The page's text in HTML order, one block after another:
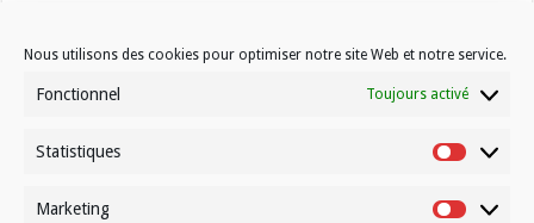
Nous utilisons des cookies pour optimiser notre site Web et notre service.
Fonctionnel Toujours activé
Statistiques
Marketing
Contactez-nous